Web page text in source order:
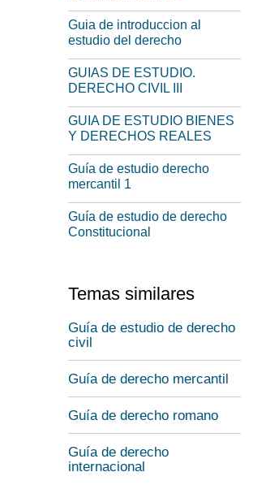
Guia de introduccion al
estudio del derecho
GUIAS DE ESTUDIO.
DERECHO CIVIL III
GUIA DE ESTUDIO BIENES
Y DERECHOS REALES
Guía de estudio derecho
mercantil 1
Guía de estudio de derecho
Constitucional
Temas similares
Guía de estudio de derecho
civil
Guía de derecho mercantil
Guía de derecho romano
Guía de derecho
internacional